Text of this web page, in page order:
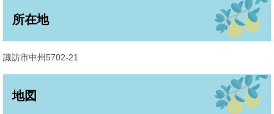
所在地
諏訪市中州5702-21
地図